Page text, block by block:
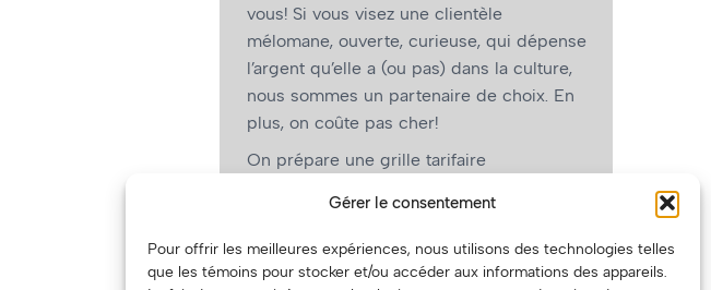
Gérer le consentement
Pour offrir les meilleures expériences, nous utilisons des technologies telles
que les témoins pour stocker et/ou accéder aux informations des appareils.
vous! Si vous visez une clientèle
mélomane, ouverte, curieuse, qui dépense
l’argent qu’elle a (ou pas) dans la culture,
nous sommes un partenaire de choix. En
plus, on coûte pas cher!
On prépare une grille tarifaire
vous, les artistes!)